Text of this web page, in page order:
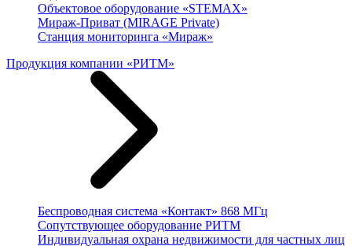
Объектовое оборудование «STEMAX»
Мираж-Приват (MIRAGE Private)
Станция мониторинга «Мираж»
Продукция компании «РИТМ»
Беспроводная система «Контакт» 868 МГц
Сопутствующее оборудование РИТМ
Индивидуальная охрана недвижимости для частных лиц